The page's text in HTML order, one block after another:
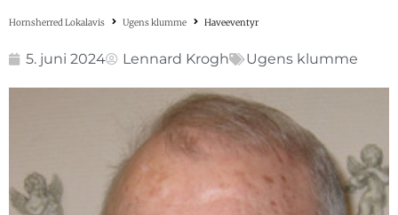
Hornsherred Lokalavis Ugens klumme Haveeventyr
5. juni 2024 Lennard Krogh Ugens klumme